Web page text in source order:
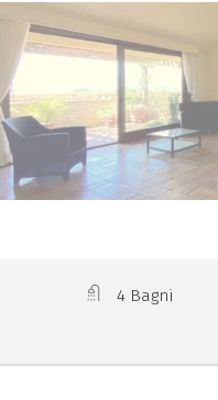
4 Bagni